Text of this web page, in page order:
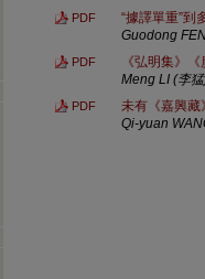
PDF
“據譯單重”到
Guodong
PDF
《弘明集》
Meng LI (李
PDF
未有《嘉興藏
Qi-yuan